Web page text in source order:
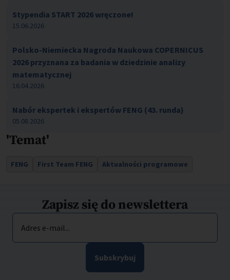
Stypendia START 2026 wręczone!
15.06.2026
Polsko-Niemiecka Nagroda Naukowa COPERNICUS
2026 przyznana za badania w dziedzinie analizy
matematycznej
16.04.2026
Nabór ekspertek i ekspertów FENG (43. runda)
05.08.2026
'Temat'
FENG First Team FENG Aktualności programowe
Zapisz się do newslettera
Adres e-mail...
Subskrybuj